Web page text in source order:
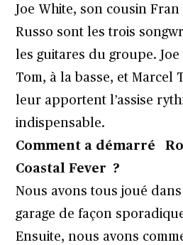
Joe White, son cousin
Russo sont les trois
les guitares du groupe.
Tom, à la basse, et Marcel
leur apportent l’assise
indispensable.
Comment a démarré
Coastal Fever ?
Nous avons tous joué
garage de façon
Ensuite, nous avons